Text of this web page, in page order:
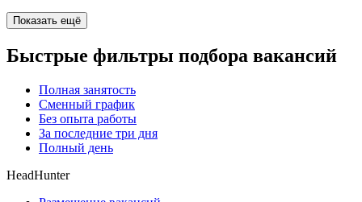
Показать ещё
Быстрые фильтры подбора вакансий
Полная занятость
Сменный график
Без опыта работы
За последние три дня
Полный день
HeadHunter